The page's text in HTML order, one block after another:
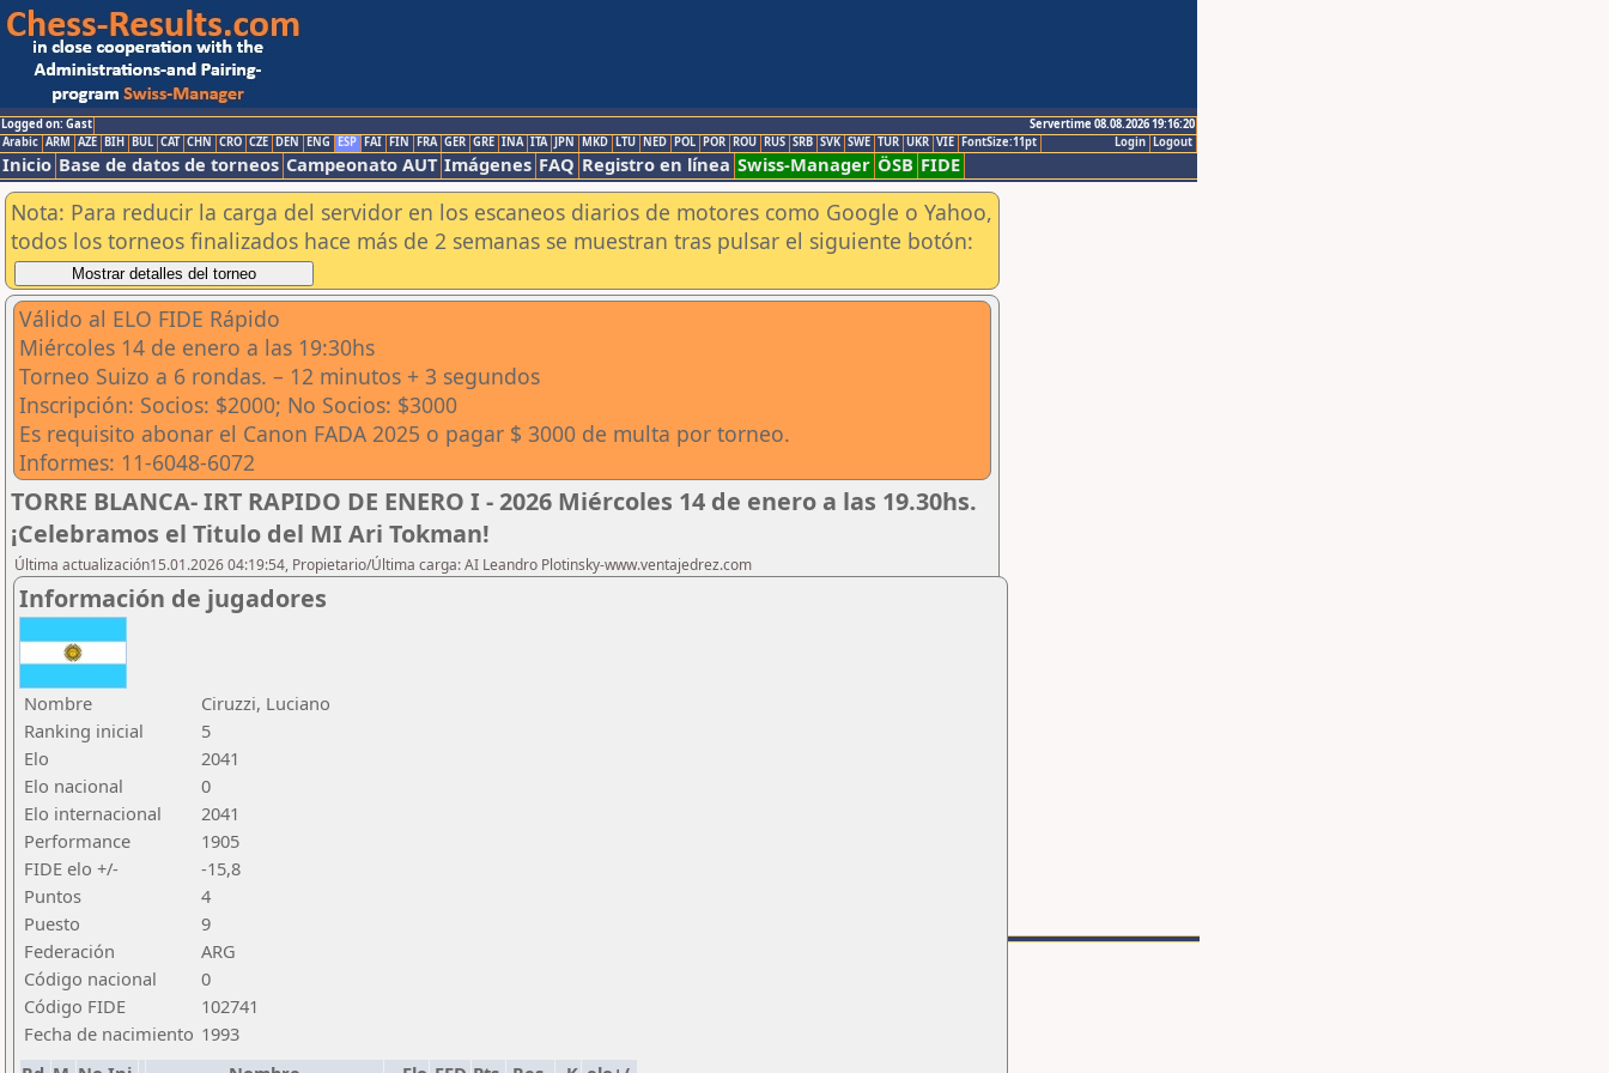
Logged on: Gast
Servertime 08.08.2026 19:16:20
Logout
Login
Arabic ARM AZE BIH BUL CAT CHN CRO CZE DEN ENG ESP FAI FIN FRA GER GRE INA ITA JPN MKD LTU NED POL POR ROU RUS SRB SVK SWE TUR UKR VIE FontSize:11pt
Inicio Base de datos de torneos Campeonato AUT Imágenes FAQ Registro en línea Swiss-Manager ÖSB FIDE
Nota: Para reducir la carga del servidor en los escaneos diarios de motores como Google o Yahoo,
todos los torneos finalizados hace más de 2 semanas se muestran tras pulsar el siguiente botón:
Válido al ELO FIDE Rápido
Miércoles 14 de enero a las 19:30hs
Torneo Suizo a 6 rondas. – 12 minutos + 3 segundos
Inscripción: Socios: $2000; No Socios: $3000
Es requisito abonar el Canon FADA 2025 o pagar $ 3000 de multa por torneo.
Informes: 11-6048-6072
TORRE BLANCA- IRT RAPIDO DE ENERO I - 2026 Miércoles 14 de enero a las 19.30hs.
¡Celebramos el Titulo del MI Ari Tokman!
Última actualización15.01.2026 04:19:54, Propietario/Última carga: AI Leandro Plotinsky-www.ventajedrez.com
Información de jugadores
Nombre
Ciruzzi, Luciano
Ranking inicial
5
Elo
2041
Elo nacional
0
Elo internacional
2041
Performance
1905
FIDE elo +/-
-15,8
Puntos
4
Puesto
9
Federación
ARG
Código nacional
0
Código FIDE
102741
Fecha de nacimiento 1993